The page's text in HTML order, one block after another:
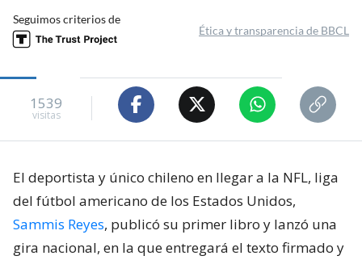
Seguimos criterios de
Ética y transparencia de BBCL
1539
visitas
El deportista y único chileno en llegar a la NFL, liga
del fútbol americano de los Estados Unidos,
Sammis Reyes, publicó su primer libro y lanzó una
gira nacional, en la que entregará el texto firmado y